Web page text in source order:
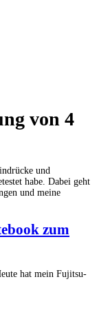
von 4
und
habe. Dabei geht
und meine
zum
hat mein Fujitsu-